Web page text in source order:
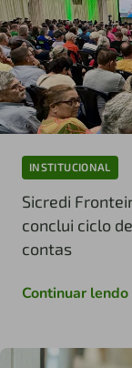
INSTITUCIONAL
Sicredi
conclui ciclo
contas
Continuar lendo